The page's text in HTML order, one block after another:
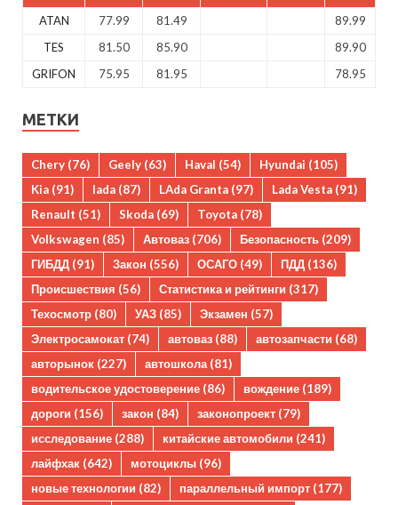
ATAN 77.99 81.49
89.99
TES
81.50 85.90
89.90
GRIFON
75.95 81.95 78.95
МЕТКИ
Chery (76) Geely (63) Haval (54) Hyundai (105)
Kia (91) lada (87) LAda Granta (97) Lada Vesta (91)
Renault (51) Skoda (69) Toyota (78)
Volkswagen (85) Автоваз (706) Безопасность (209)
ГИБДД (91) Закон (556) ОСАГО (49) ПДД (136)
Происшествия (56) Статистика и рейтинги (317)
Техосмотр (80) УАЗ (85) Экзамен (57)
Электросамокат (74) автоваз (88) автозапчасти (68)
авторынок (227) автошкола(81)
водительское удостоверение (86) вождение (189)
дороги (156) закон (84) законопроект (79)
исследование (288) китайские автомобили (241)
лайфхак (642) мотоциклы (96)
новые технологии (82) параллельный импорт (177)